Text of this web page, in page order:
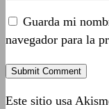
Guarda mi
navegador para la
Este sitio usa